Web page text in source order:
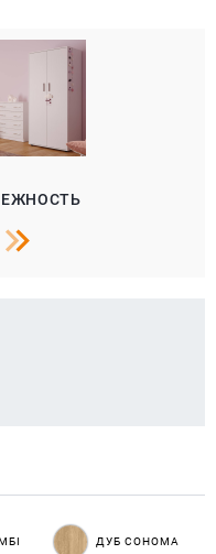
ДУБ СОНОМА